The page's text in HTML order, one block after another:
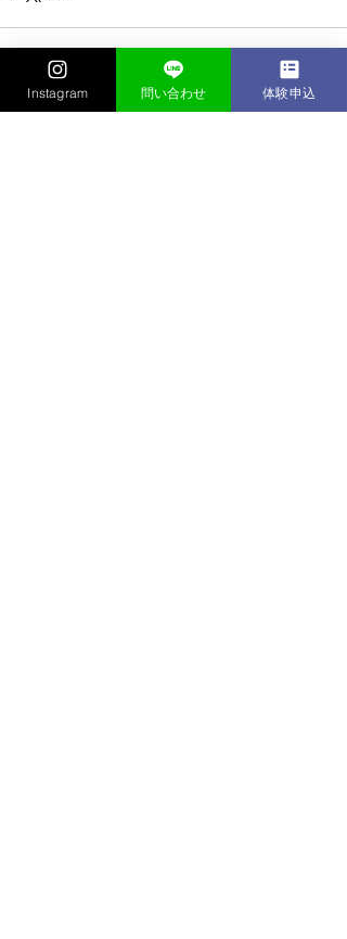
最新記事 すべて表示
Instagram 問い合わせ 体験申込